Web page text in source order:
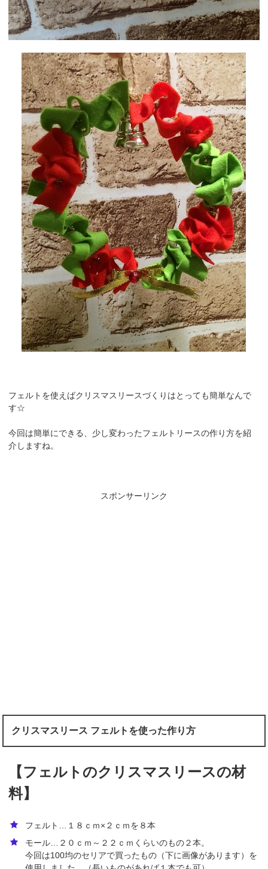
フェルトを使えばクリスマスリースづくりはとっても簡単なんで
す☆
今回は簡単にできる、少し変わったフェルトリースの作り方を紹
介しますね。
スポンサーリンク
クリスマスリース フェルトを使った作り方
【フェルトのクリスマスリースの材
料】
フェルト…１８ｃｍ×２ｃｍを８本
モール…２０ｃｍ～２２ｃｍくらいのもの２本。
今回は100均のセリアで買ったもの（下に画像があります）を